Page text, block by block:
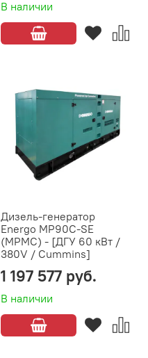
В наличии
Дизель-генератор
Energo MP90C-SE
(MPMC) - [ДГУ 60 кВт /
380V / Cummins]
В наличии
1 197 577 руб.